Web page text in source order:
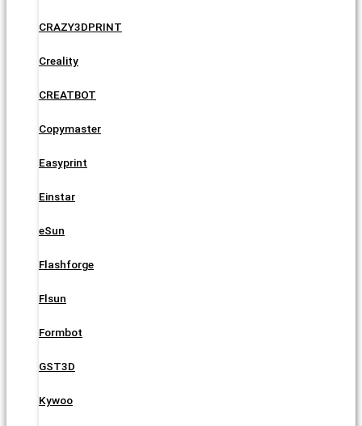
CRAZY3DPRINT
Creality
CREATBOT
Copymaster
Easyprint
Einstar
eSun
Flashforge
Flsun
Formbot
GST3D
Kywoo